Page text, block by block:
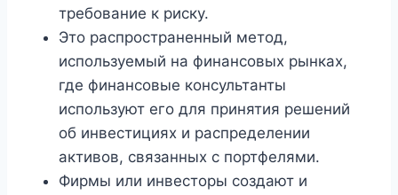
требование к риску.
Это распространенный метод,
используемый на финансовых рынках,
где финансовые консультанты
используют его для принятия решений
об инвестициях и распределении
активов, связанных с портфелями.
Фирмы или инвесторы создают и